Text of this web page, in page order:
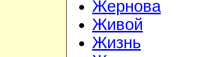
Жернова
Живой
Жизнь